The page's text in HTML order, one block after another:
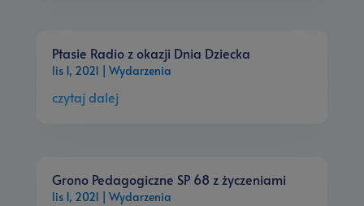
Ptasie Radio z okazji Dnia Dziecka
lis 1, 2021 | Wydarzenia
czytaj dalej
Grono Pedagogiczne SP 68 z życzeniami
lis 1, 2021 | Wydarzenia